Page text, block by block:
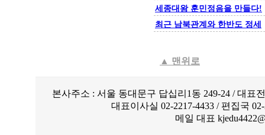
세종대왕 훈민정음을 만들다!
최근 남북관계와 한반도 정세
▲ 맨위로
본사주소 : 서울 동대문구 답십리1동 249-24 / 대표
대표이사실 02-2217-4433 / 편집국
메일 대표